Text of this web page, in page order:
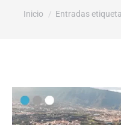
Estás aquí:
Inicio Entradas